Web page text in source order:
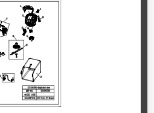
Out
In